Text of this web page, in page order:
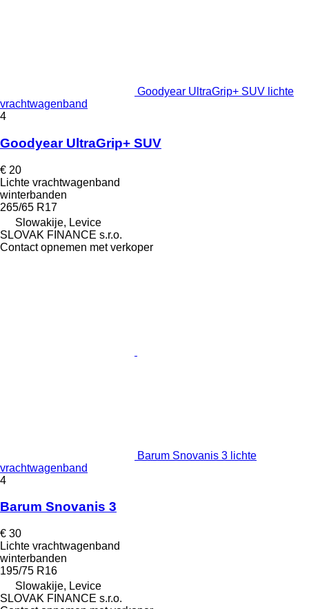
Goodyear UltraGrip+ SUV lichte
vrachtwagenband
4
Goodyear UltraGrip+ SUV
€ 20
Lichte vrachtwagenband
winterbanden
265/65 R17
Slowakije, Levice
SLOVAK FINANCE s.r.o.
Contact opnemen met verkoper
Barum Snovanis 3 lichte
vrachtwagenband
4
Barum Snovanis 3
€ 30
Lichte vrachtwagenband
winterbanden
195/75 R16
Slowakije, Levice
SLOVAK FINANCE s.r.o.